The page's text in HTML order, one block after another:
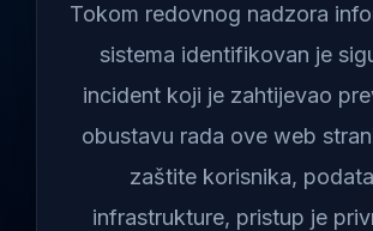
Tokom redovnog nadzora
sistema identifikovan je
incident koji je zahtijevao
obustavu rada ove web
zaštite korisnika,
infrastrukture, pristup je